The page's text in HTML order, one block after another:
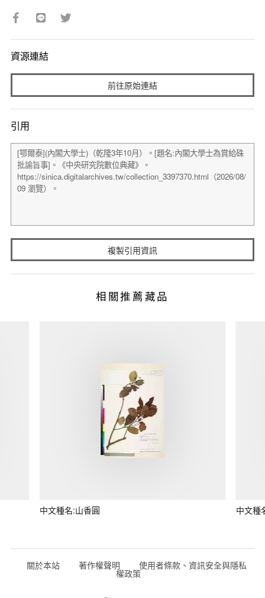
資源連結
前往原始連結
引用
複製引用資訊
相關推薦藏品
中文種名:山香圓 中文種
關於本站 著作權聲明 使用者條款、資訊安全與隱私
權政策